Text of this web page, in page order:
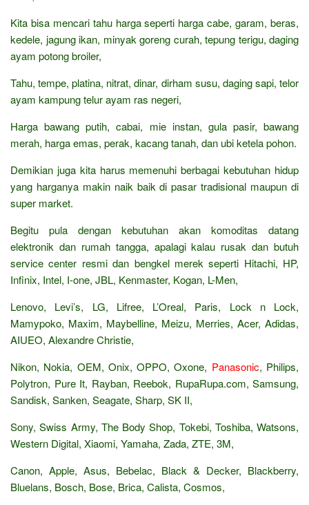
Kita bisa mencari tahu harga seperti harga cabe, garam, beras,
kedele, jagung ikan, minyak goreng curah, tepung terigu, daging
ayam potong broiler,
Tahu, tempe, platina, nitrat, dinar, dirham susu, daging sapi, telor
ayam kampung telur ayam ras negeri,
Harga bawang putih, cabai, mie instan, gula pasir, bawang
merah, harga emas, perak, kacang tanah, dan ubi ketela pohon.
Demikian juga kita harus memenuhi berbagai kebutuhan hidup
yang harganya makin naik baik di pasar tradisional maupun di
super market.
Begitu pula dengan kebutuhan akan komoditas datang
elektronik dan rumah tangga, apalagi kalau rusak dan butuh
service center resmi dan bengkel merek seperti Hitachi, HP,
Infinix, Intel, I-one, JBL, Kenmaster, Kogan, L-Men,
Lenovo, Levi’s, LG, Lifree, L’Oreal, Paris, Lock n Lock,
Mamypoko, Maxim, Maybelline, Meizu, Merries, Acer, Adidas,
AIUEO, Alexandre Christie,
Nikon, Nokia, OEM, Onix, OPPO, Oxone, Panasonic, Philips,
Polytron, Pure It, Rayban, Reebok, RupaRupa.com, Samsung,
Sandisk, Sanken, Seagate, Sharp, SK II,
Sony, Swiss Army, The Body Shop, Tokebi, Toshiba, Watsons,
Western Digital, Xiaomi, Yamaha, Zada, ZTE, 3M,
Canon, Apple, Asus, Bebelac, Black & Decker, Blackberry,
Bluelans, Bosch, Bose, Brica, Calista, Cosmos,